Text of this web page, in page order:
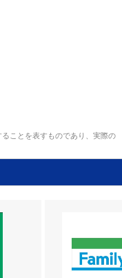
ことを表すものであり、実際の